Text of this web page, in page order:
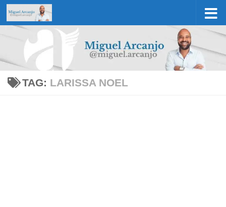
Skip to content
TAG: LARISSA NOEL